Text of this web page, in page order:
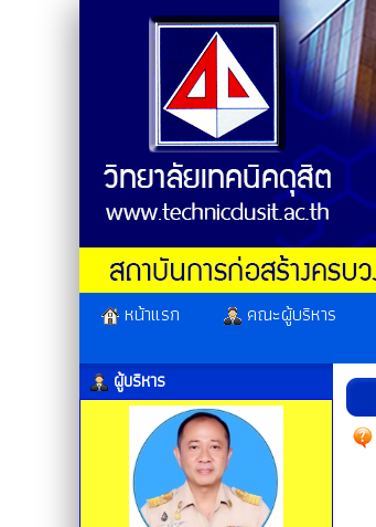
หน้าแรก คณะผู้บริหาร
ผู้บริหาร